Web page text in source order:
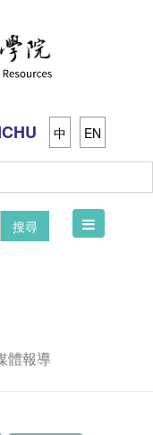
中 EN
搜尋
Toggle
體報導